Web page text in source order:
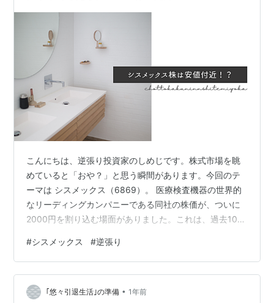
こんにちは、逆張り投資家のしめじです。株式市場を眺
めていると「おや？」と思う瞬間があります。今回のテ
ーマは シスメックス（6869）。 医療検査機器の世界的
なリーディングカンパニーである同社の株価が、ついに
2000円を割り込む場面がありました。これは、過去10年
グロース株は「成長性」に投資する銘柄ですが、その評
価方法はPERやPSRだけではありません。この記事では、
シスメックスの事例を交えながら、初心者でも理解でき
るグロース株の見方を紹介していきます。 ✅ なぜシスメ
#シスメックス #逆張り
｢悠々引退生活｣の準備 • 1年前